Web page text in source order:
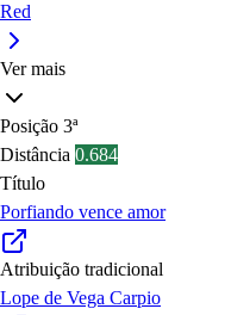
Red
Ver mais
Posição 3ª
Distância 0.684
Título
Porfiando vence amor
Atribuição tradicional
Lope de Vega Carpio